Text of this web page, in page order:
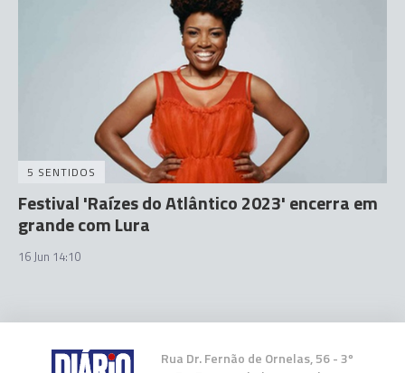
5 SENTIDOS
Festival 'Raízes do Atlântico 2023' encerra em
grande com Lura
16 Jun 14:10
Rua Dr. Fernão de Ornelas, 56 - 3º